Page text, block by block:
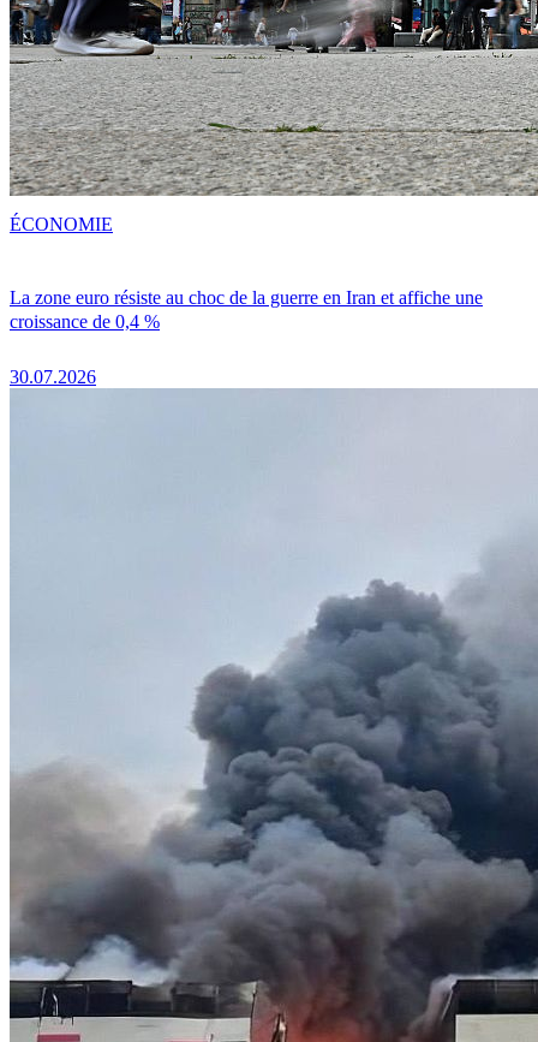
La zone euro résiste au choc de la guerre en Iran et affiche une
croissance de 0,4 %
30.07.2026
ÉCONOMIE